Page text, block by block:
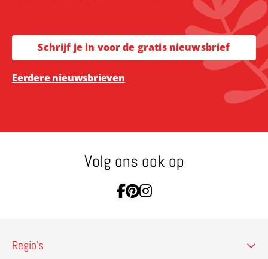
Schrijf je in voor de gratis nieuwsbrief
Eerdere nieuwsbrieven
Volg ons ook op
Ga naar Facebook
Ga naar Pinterest
Ga naar Instagram
Regio’s